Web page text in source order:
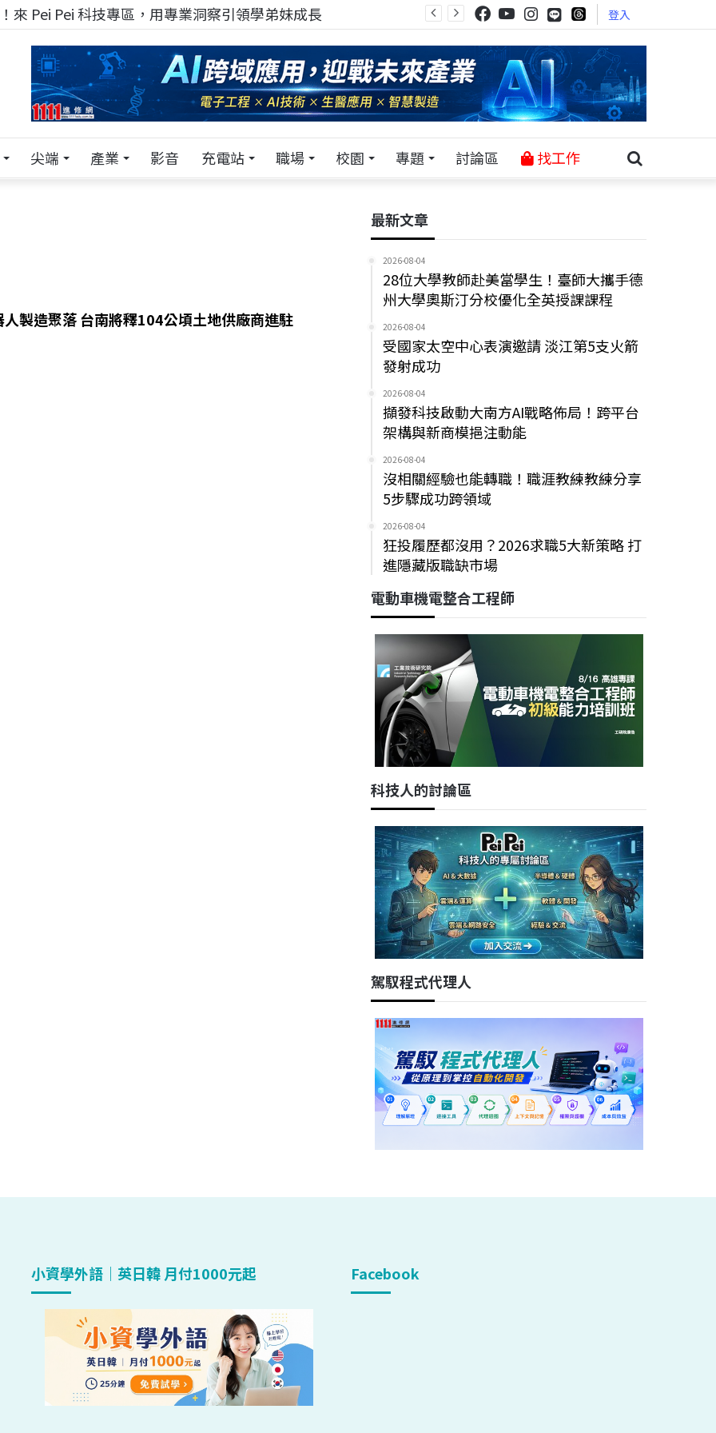
！在 Pei Pei 科技專區，與學弟妹交流最硬核的技術 登入
尖端 產業 影音 充電站 職場 校園 專題 討論區 找工作
製造聚落 台南將釋104公頃土地供廠商進駐
最新文章
2026-08-04
28位大學教師赴美當學生！臺師大攜手德
州大學奧斯汀分校優化全英授課課程
2026-08-04
受國家太空中心表演邀請 淡江第5支火箭
發射成功
2026-08-04
擷發科技啟動大南方AI戰略佈局！跨平台
架構與新商模挹注動能
2026-08-04
沒相關經驗也能轉職！職涯教練教練分享
5步驟成功跨領域
2026-08-04
狂投履歷都沒用？2026求職5大新策略 打
進隱藏版職缺市場
電動車機電整合工程師
科技人的討論區
駕馭程式代理人
小資學外語｜英日韓 月付1000元起 Facebook